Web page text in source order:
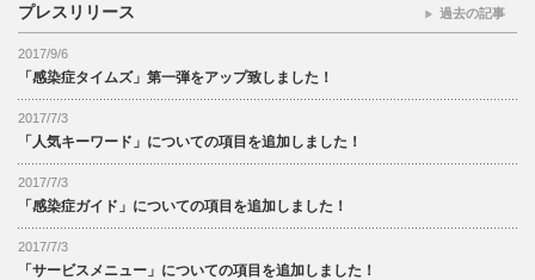
プレスリリース
2017/9/6
「感染症タイムズ」第一弾をアップ致しました！
2017/7/3
「人気キーワード」についての項目を追加しました！
2017/7/3
「感染症ガイド」についての項目を追加しました！
2017/7/3
「サービスメニュー」についての項目を追加しました！
過去の記事